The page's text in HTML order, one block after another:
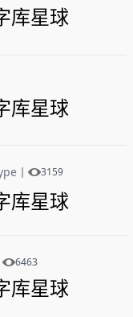
库星球
库星球
丨 3159
库星球
6463
库星球